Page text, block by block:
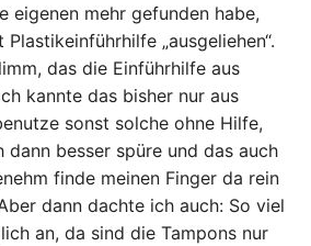
eigenen mehr gefunden habe,
Plastikeinführhilfe „ausgeliehen“.
das die Einführhilfe aus
kannte das bisher nur aus
sonst solche ohne Hilfe,
dann besser spüre und das auch
finde meinen Finger da rein
dann dachte ich auch: So viel
an, da sind die Tampons nur